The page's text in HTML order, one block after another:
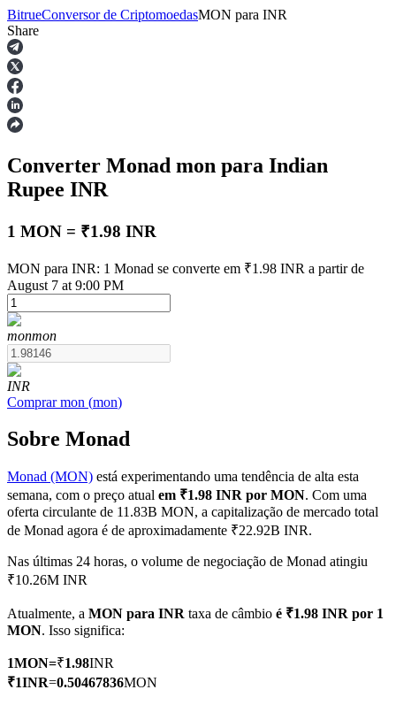
Futuros
Futuros de USDT
Futuros usando USDT como garantia
Futuros COIN-M
Futuros de criptomoeda
TradFi
BitrueConversor de CriptomoedasMON para INR
Share
Converter Monad mon para Indian
Rupee INR
1 MON = ₹1.98 INR
MON para INR: 1 Monad se converte em ₹1.98 INR a partir de
August 7 at 9:00 PM
monmon
INR
Comprar mon (mon)
Sobre Monad
Monad (MON) está experimentando uma tendência de alta esta
semana, com o preço atual em ₹1.98 INR por MON. Com uma
oferta circulante de 11.83B MON, a capitalização de mercado total
de Monad agora é de aproximadamente ₹22.92B INR.
Nas últimas 24 horas, o volume de negociação de Monad atingiu
₹10.26M INR
Atualmente, a MON para INR taxa de câmbio é ₹1.98 INR por 1
MON. Isso significa:
1MON=₹1.98INR
₹1INR=0.50467836MON